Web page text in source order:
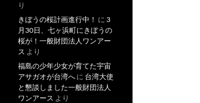
り
きぼうの桜計画進行中！ に 3
月30日、七ヶ浜町にきぼうの
桜が！一般財団法人ワンアー
ス より
福島の少年少女が育てた宇宙
アサガオが台湾へ に 台湾大使
と懇談しました一般財団法人
ワンアース より